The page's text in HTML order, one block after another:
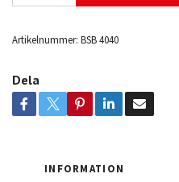
Artikelnummer: BSB 4040
Dela
INFORMATION